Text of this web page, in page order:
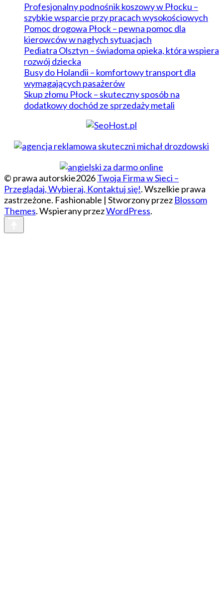
Profesjonalny podnośnik koszowy w Płocku –
szybkie wsparcie przy pracach wysokościowych
Pomoc drogowa Płock – pewna pomoc dla
kierowców w nagłych sytuacjach
Pediatra Olsztyn – świadoma opieka, która wspiera
rozwój dziecka
Busy do Holandii – komfortowy transport dla
wymagających pasażerów
Skup złomu Płock – skuteczny sposób na
dodatkowy dochód ze sprzedaży metali
© prawa autorskie2026Twoja Firma w Sieci –
Przeglądaj, Wybieraj, Kontaktuj się!. Wszelkie prawa
zastrzeżone. Fashionable | Stworzony przez Blossom
Themes. Wspierany przezWordPress.